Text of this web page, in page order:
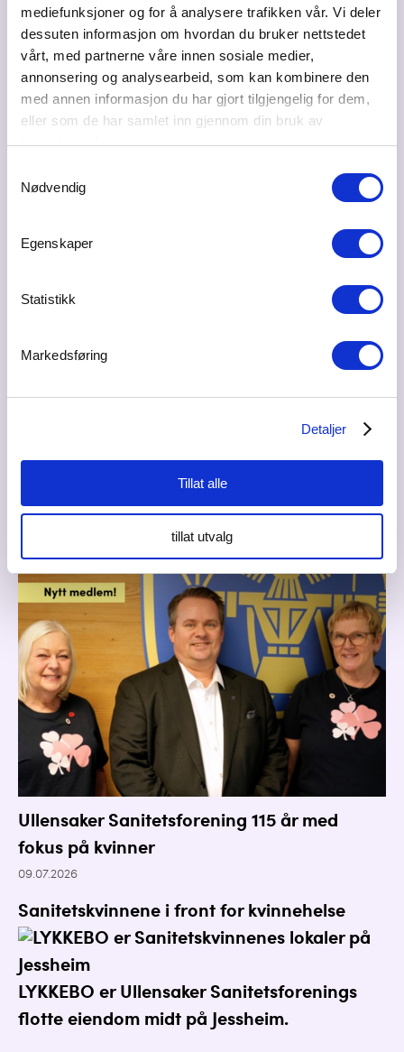
mediefunksjoner og for å analysere trafikken vår. Vi deler
dessuten informasjon om hvordan du bruker nettstedet
vårt, med partnerne våre innen sosiale medier,
annonsering og analysearbeid, som kan kombinere den
med annen informasjon du har gjort tilgjengelig for dem,
eller som de har samlet inn gjennom din bruk av
tjenestene deres.
Nødvendig
Egenskaper
Statistikk
Markedsføring
Detaljer
Tillat alle
tillat utvalg
COMFORT RÅHOLT kan by på 400m2 med
10.07.2026
beliggende i Råholt sentrum. Bli oppdatert på det
nyeste innen bad & baderomstrender. Tips & råd til
interiør og smarte løsninger.
Ullensaker Sanitetsforening 115 år med
fokus på kvinner
09.07.2026
Sanitetskvinnene i front for kvinnehelse
LYKKEBO er Ullensaker Sanitetsforenings
flotte eiendom midt på Jessheim.